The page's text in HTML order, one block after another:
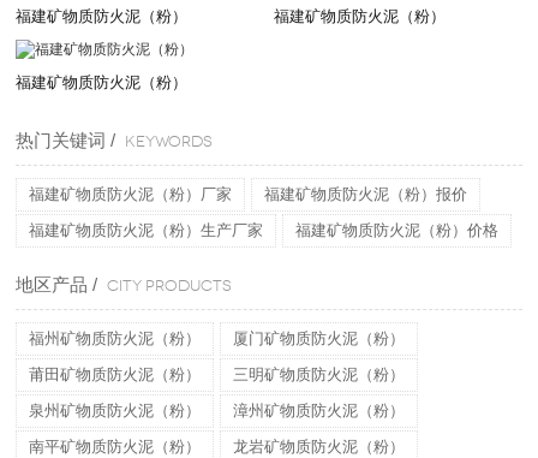
福建矿物质防火泥（粉） 福建矿物质防火泥（粉）
福建矿物质防火泥（粉）
热门关键词 / KEYWORDS
福建矿物质防火泥（粉）厂家
福建矿物质防火泥（粉）报价
福建矿物质防火泥（粉）生产厂家
福建矿物质防火泥（粉）价格
地区产品 / CITY PRODUCTS
福州矿物质防火泥（粉）
厦门矿物质防火泥（粉）
莆田矿物质防火泥（粉）
三明矿物质防火泥（粉）
泉州矿物质防火泥（粉）
漳州矿物质防火泥（粉）
南平矿物质防火泥（粉）
龙岩矿物质防火泥（粉）